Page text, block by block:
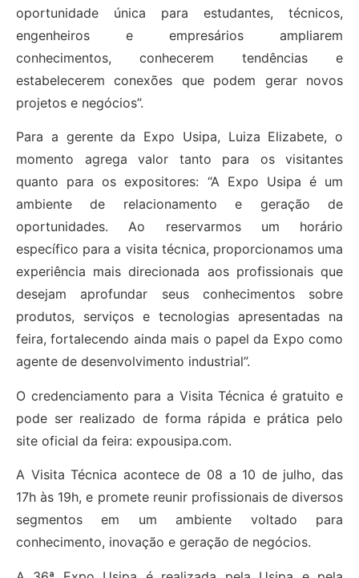
oportunidade única para estudantes, técnicos,
engenheiros e empresários ampliarem
conhecimentos, conhecerem tendências e
estabelecerem conexões que podem gerar novos
projetos e negócios”.
Para a gerente da Expo Usipa, Luiza Elizabete, o
momento agrega valor tanto para os visitantes
quanto para os expositores: “A Expo Usipa é um
ambiente de relacionamento e geração de
oportunidades. Ao reservarmos um horário
específico para a visita técnica, proporcionamos uma
experiência mais direcionada aos profissionais que
desejam aprofundar seus conhecimentos sobre
produtos, serviços e tecnologias apresentadas na
feira, fortalecendo ainda mais o papel da Expo como
agente de desenvolvimento industrial”.
O credenciamento para a Visita Técnica é gratuito e
pode ser realizado de forma rápida e prática pelo
site oficial da feira: expousipa.com.
A Visita Técnica acontece de 08 a 10 de julho, das
17h às 19h, e promete reunir profissionais de diversos
segmentos em um ambiente voltado para
conhecimento, inovação e geração de negócios.